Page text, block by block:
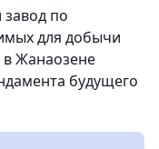
завод по
для добычи
в Жанаозене
будущего